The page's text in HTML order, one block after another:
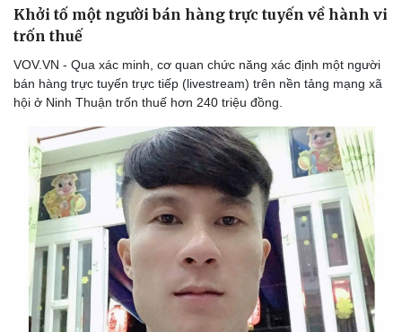
Săn Tour
check-in
Đọc truyện đêm khuya
Cửa sổ tình yêu
Hạt giống tâm hồn
Khởi tố một người bán hàng trực tuyến về hành vi
trốn thuế
VOV.VN - Qua xác minh, cơ quan chức năng xác định một người
bán hàng trực tuyến trực tiếp (livestream) trên nền tảng mạng xã
hội ở Ninh Thuận trốn thuế hơn 240 triệu đồng.